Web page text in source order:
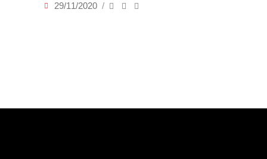
29/11/2020